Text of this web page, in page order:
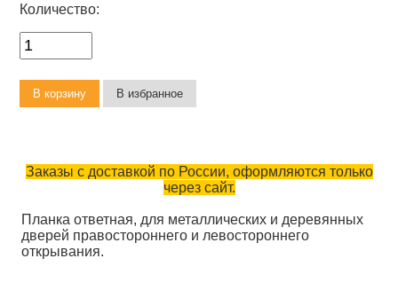
Количество:
Заказы с доставкой по России, оформляются только
через сайт.
Планка ответная, для металлических и деревянных
дверей правостороннего и левостороннего
открывания.